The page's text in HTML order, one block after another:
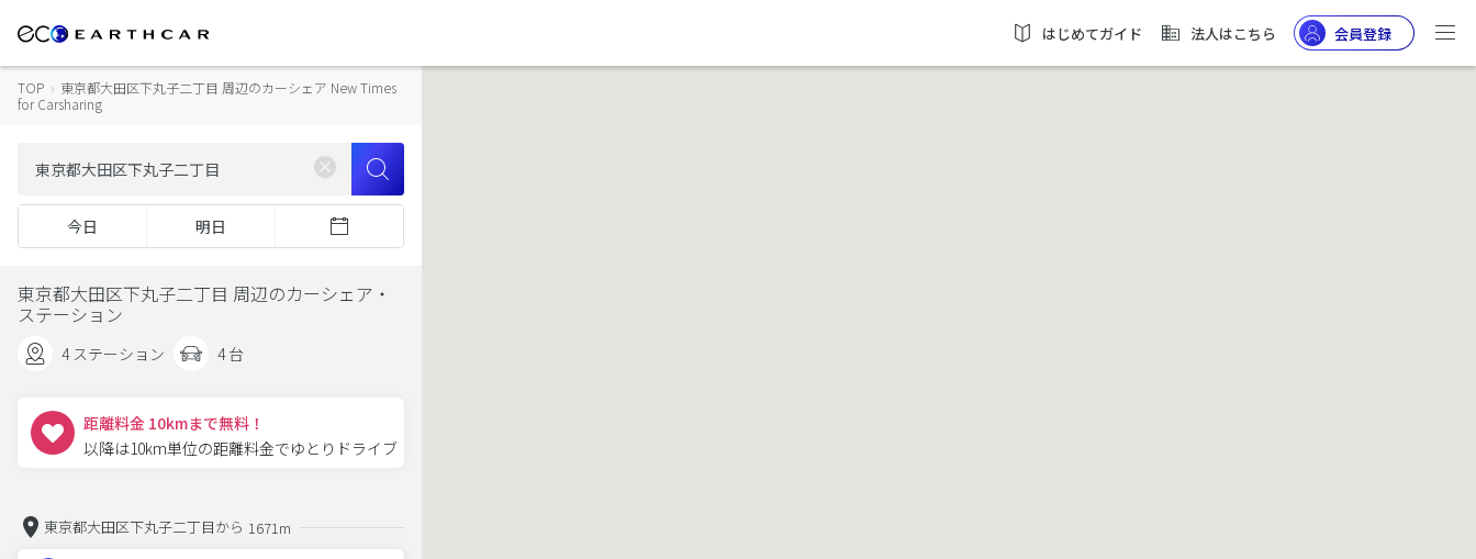
はじめてガイド 法人はこちら 会員登録
TOP › 東京都大田区下丸子二丁目 周辺のカーシェア New Times
for Carsharing
今日 明日
東京都大田区下丸子二丁目 周辺のカーシェア・
ステーション
4 ステーション 4 台
距離料金 10kmまで無料！
以降は10km単位の距離料金でゆとりドライブ
東京都大田区下丸子二丁目から 1671m